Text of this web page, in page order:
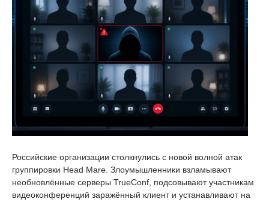
Российские организации столкнулись с новой волной атак
группировки Head Mare. Злоумышленники взламывают
необновлённые серверы TrueConf, подсовывают участникам
видеоконференций заражённый клиент и устанавливают на